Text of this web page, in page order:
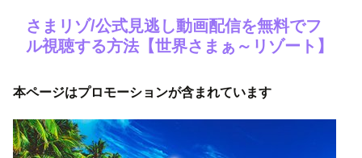
さまリゾ/公式見逃し動画配信を無料でフ
ル視聴する方法【世界さまぁ～リゾート】
本ページはプロモーションが含まれています